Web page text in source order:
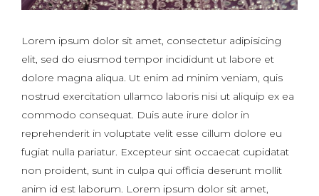
Lorem ipsum dolor sit amet, consectetur adipisicing
elit, sed do eiusmod tempor incididunt ut labore et
dolore magna aliqua. Ut enim ad minim veniam, quis
nostrud exercitation ullamco laboris nisi ut aliquip ex ea
commodo consequat. Duis aute irure dolor in
reprehenderit in voluptate velit esse cillum dolore eu
fugiat nulla pariatur. Excepteur sint occaecat cupidatat
non proident, sunt in culpa qui officia deserunt mollit
anim id est laborum. Lorem ipsum dolor sit amet,